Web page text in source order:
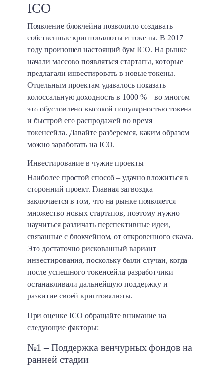
ICO
Появление блокчейна позволило создавать
собственные криптовалюты и токены. В 2017
году произошел настоящий бум ICO. На рынке
начали массово появляться стартапы, которые
предлагали инвестировать в новые токены.
Отдельным проектам удавалось показать
колоссальную доходность в 1000 % – во многом
это обусловлено высокой популярностью токена
и быстрой его распродажей во время
токенсейла. Давайте разберемся, каким образом
можно заработать на ICO.
Инвестирование в чужие проекты
Наиболее простой способ – удачно вложиться в
сторонний проект. Главная загвоздка
заключается в том, что на рынке появляется
множество новых стартапов, поэтому нужно
научиться различать перспективные идеи,
связанные с блокчейном, от откровенного скама.
Это достаточно рискованный вариант
инвестирования, поскольку были случаи, когда
после успешного токенсейла разработчики
останавливали дальнейшую поддержку и
развитие своей криптовалюты.
При оценке ICO обращайте внимание на
следующие факторы:
№1 – Поддержка венчурных фондов на
ранней стадии